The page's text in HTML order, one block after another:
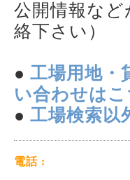
公開情報な
絡下さい）
● 工場用地・
い合わせはこ
● 工場検索以
電話 :